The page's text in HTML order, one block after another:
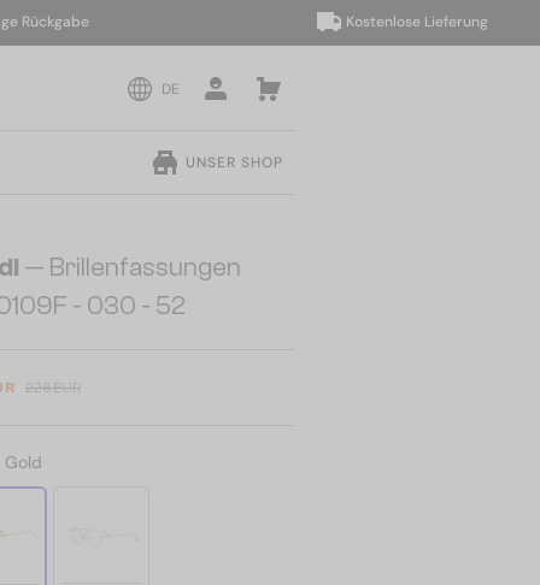
Kostenlose Lieferung
DE
UNSER SHOP
— Brillenfassungen
- 030 - 52
226 EUR
Gold